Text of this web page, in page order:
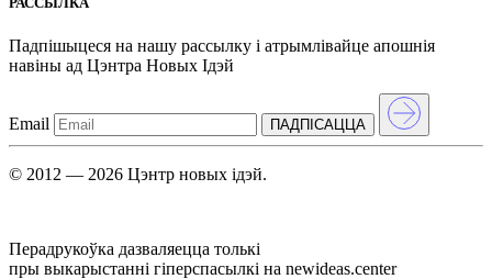
Падпішыцеся на нашу рассылкy і атрымлівайце апошнія
навіны ад Цэнтра Новых Iдэй
Email ПАДПIСАЦЦА
© 2012 — 2026 Цэнтр новых ідэй.
Перадрукоўка дазваляецца толькі
пры выкарыстанні гіперспасылкі на newideas.center